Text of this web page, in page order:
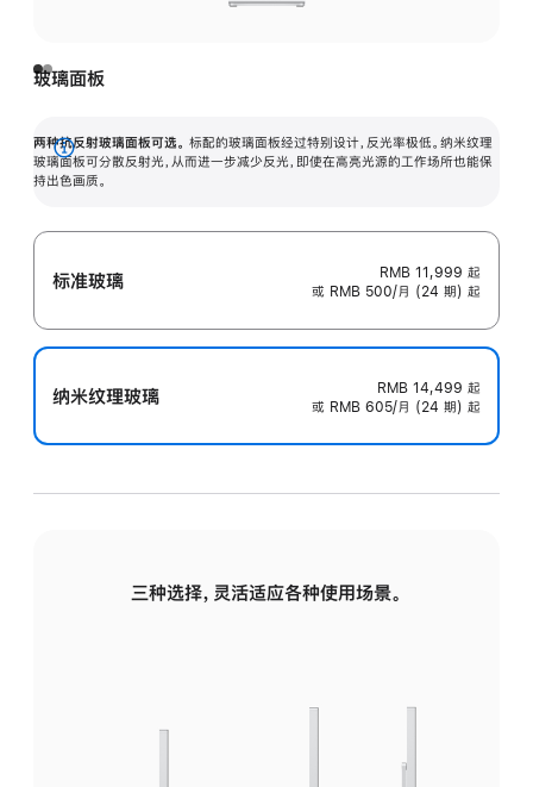
玻璃面板
两种抗反射玻璃面板可选。 标配的玻璃面板经过特别设计，反光率极低。纳米纹理
玻璃面板可分散反射光，从而进一步减少反光，即使在高亮光源的工作场所也能保
持出色画质。
展
开
标准玻璃 RMB 11,999 起
或 RMB 500/月 (24 期) 起
纳米纹理玻璃 RMB 14,499 起
或 RMB 605/月 (24 期) 起
三种选择，灵活适应各种使用场景。